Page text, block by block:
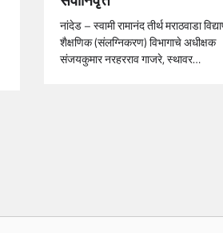
नांदेड – स्वामी रामानंद तीर्थ मराठवाडा
शैक्षणिक (संलग्निकरण) विभागाचे अधीक्षक
संजयकुमार नरहरराव गाजरे, स्थावर…